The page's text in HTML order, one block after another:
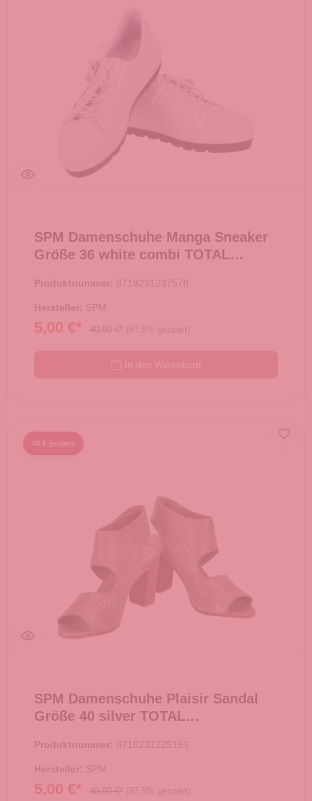
SPM Damenschuhe Manga Sneaker
Größe 36 white combi TOTAL
Produktnummer: 8718231237578
Hersteller: SPM
5,00 €* 40,00 €* (87.5% gespart)
35 € gespart
SPM Damenschuhe Plaisir Sandal
Größe 40 silver TOTAL
Produktnummer: 8718231225193
Hersteller: SPM
5,00 €* 40,00 €* (87.5% gespart)